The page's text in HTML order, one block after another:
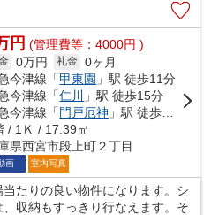
円 (管理費等：4000円 )
0万円 礼金 0ヶ月
今津線「甲東園 」駅 徒歩11分
今津線「仁川
」駅 徒歩15分
今津線「 門戸厄神 」駅 徒歩21分
/ 1Ｋ / 17.39㎡
県西宮市段上町２丁目
画 室内写真
たりの良い物件になります。シ
収納もすっきり行なえます。そ